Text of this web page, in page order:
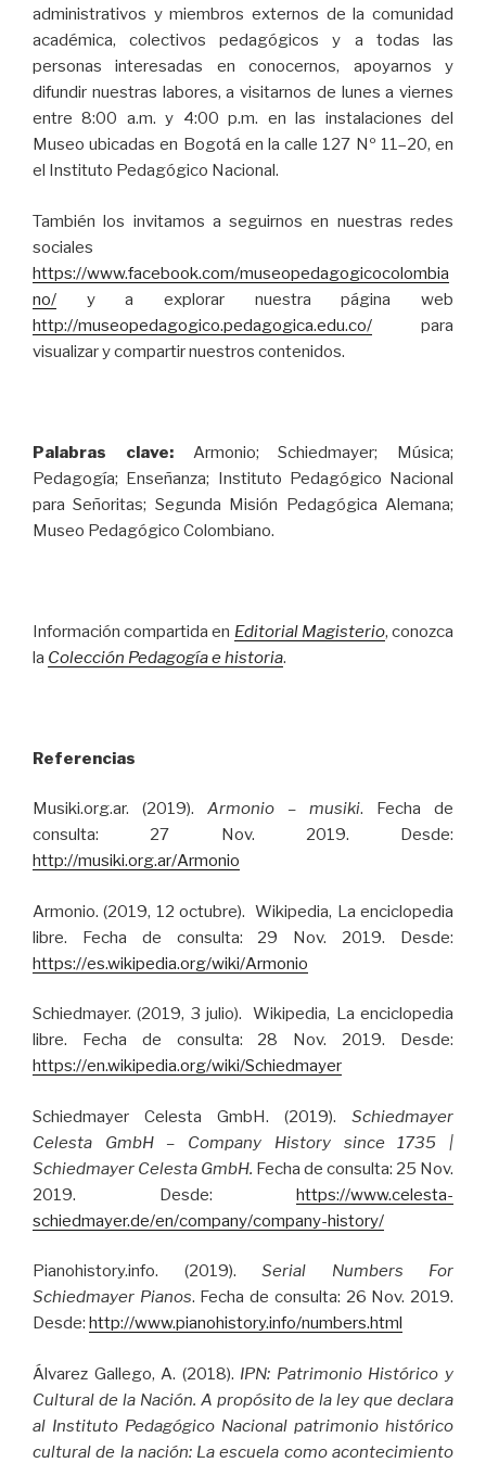
administrativos y miembros externos de la comunidad
académica, colectivos pedagógicos y a todas las
personas interesadas en conocernos, apoyarnos y
difundir nuestras labores, a visitarnos de lunes a viernes
entre 8:00 a.m. y 4:00 p.m. en las instalaciones del
Museo ubicadas en Bogotá en la calle 127 Nº 11–20, en
el Instituto Pedagógico Nacional.
También los invitamos a seguirnos en nuestras redes
sociales
https://www.facebook.com/museopedagogicocolombia
no/ y a explorar nuestra página web
http://museopedagogico.pedagogica.edu.co/ para
visualizar y compartir nuestros contenidos.
Palabras clave: Armonio; Schiedmayer; Música;
Pedagogía; Enseñanza; Instituto Pedagógico Nacional
para Señoritas; Segunda Misión Pedagógica Alemana;
Museo Pedagógico Colombiano.
Información compartida en Editorial Magisterio, conozca
la Colección Pedagogía e historia.
Referencias
Musiki.org.ar. (2019). Armonio – musiki. Fecha de
consulta: 27 Nov. 2019. Desde:
http://musiki.org.ar/Armonio
Armonio. (2019, 12 octubre). Wikipedia, La enciclopedia
libre. Fecha de consulta: 29 Nov. 2019. Desde:
https://es.wikipedia.org/wiki/Armonio
Schiedmayer. (2019, 3 julio). Wikipedia, La enciclopedia
libre. Fecha de consulta: 28 Nov. 2019. Desde:
https://en.wikipedia.org/wiki/Schiedmayer
Schiedmayer Celesta GmbH. (2019). Schiedmayer
Celesta GmbH – Company History since 1735 |
Schiedmayer Celesta GmbH. Fecha de consulta: 25 Nov.
2019. Desde: https://www.celesta-
schiedmayer.de/en/company/company-history/
Pianohistory.info. (2019). Serial Numbers For
Schiedmayer Pianos. Fecha de consulta: 26 Nov. 2019.
Desde: http://www.pianohistory.info/numbers.html
Álvarez Gallego, A. (2018). IPN: Patrimonio Histórico y
Cultural de la Nación. A propósito de la ley que declara
al Instituto Pedagógico Nacional patrimonio histórico
cultural de la nación: La escuela como acontecimiento